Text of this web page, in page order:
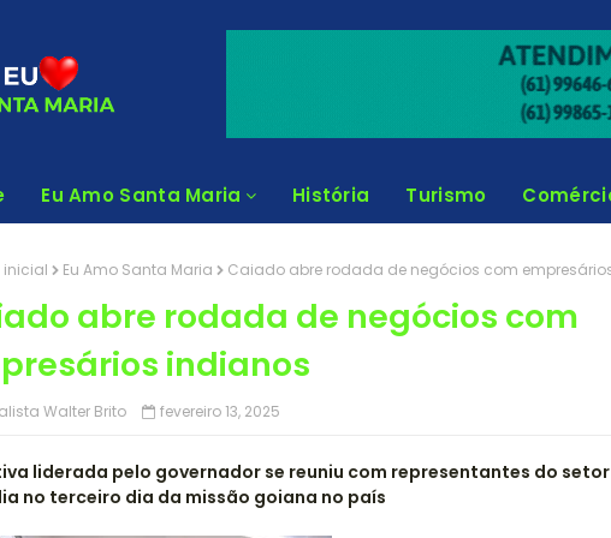
Eu Amo Santa Maria História Turismo
inicial Eu Amo Santa Maria Caiado abre rodada de negócios com
abre rodada de negócios com
indianos
Walter Brito fevereiro 13, 2025
liderada pelo governador se reuniu com representantes do
no terceiro dia da missão goiana no país